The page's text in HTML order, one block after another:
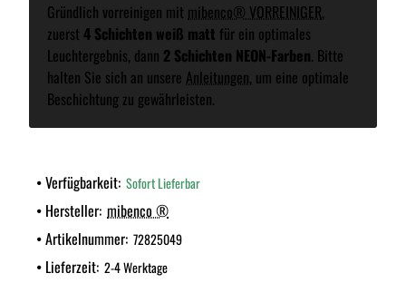
Gründlich vorreinigen mit mibenco® VORREINIGER,
zuerst 4 Schichten weiß matt für ein optimales
Leuchtergebnis, dann 2 Schichten NEON-Farben. Bitte
halten Sie sich an unsere Anleitungen, um eine optimale
Beschichtung zu gewährleisten.
Verfügbarkeit: Sofort Lieferbar
Hersteller: mibenco ®
Artikelnummer: 72825049
Lieferzeit: 2-4 Werktage